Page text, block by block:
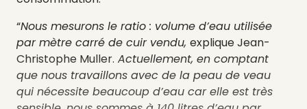
“Nous mesurons le ratio : volume d’eau utilisée
par mètre carré de cuir vendu, expliqueJean-
Christophe Muller. Actuellement, en comptant
que nous travaillons avec de la peau de veau
qui nécessite beaucoup d’eau car elle est très